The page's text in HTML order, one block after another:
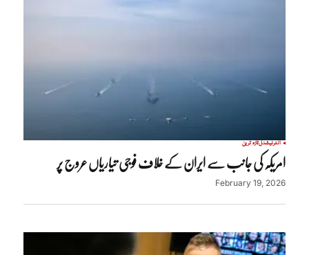
انٹرنیشنلتازہ ترین
امریکہ کی جانب سے ایران کے خلاف فوجی تیاریاں عروج پر
February 19, 2026